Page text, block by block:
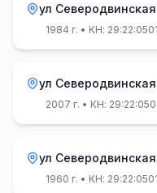
ул
1984 г. • КН:
ул
2007 г. • КН:
ул
1960 г. • КН: